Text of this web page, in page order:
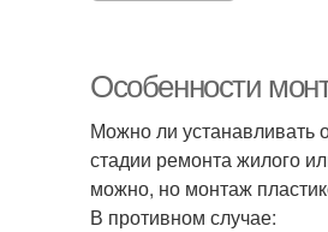
Особенности
Можно ли устанавливать
стадии ремонта жилого
можно, но монтаж
В противном случае: